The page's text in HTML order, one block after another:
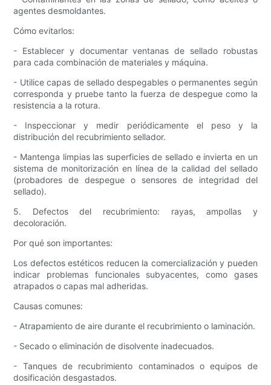
agentes desmoldantes.
Cómo evitarlos:
- Establecer y documentar ventanas de sellado robustas
para cada combinación de materiales y máquina.
- Utilice capas de sellado despegables o permanentes según
corresponda y pruebe tanto la fuerza de despegue como la
resistencia a la rotura.
- Inspeccionar y medir periódicamente el peso y la
distribución del recubrimiento sellador.
- Mantenga limpias las superficies de sellado e invierta en un
sistema de monitorización en línea de la calidad del sellado
(probadores de despegue o sensores de integridad del
sellado).
5. Defectos del recubrimiento: rayas, ampollas y
decoloración.
Por qué son importantes:
Los defectos estéticos reducen la comercialización y pueden
indicar problemas funcionales subyacentes, como gases
atrapados o capas mal adheridas.
Causas comunes:
- Atrapamiento de aire durante el recubrimiento o laminación.
- Secado o eliminación de disolvente inadecuados.
- Tanques de recubrimiento contaminados o equipos de
dosificación desgastados.